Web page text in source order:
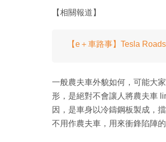
【相關報道】
【e＋車路事】Tesla
一般農夫車外貌如何，可能大
形，是絕對不會讓人將農夫車
因，是車身以冷鑄鋼板製成，
不用作農夫車，用來衝鋒陷陣